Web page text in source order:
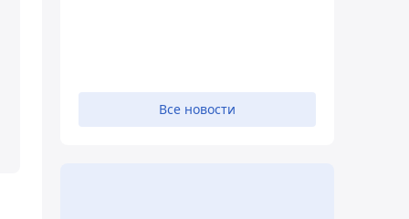
Все новости